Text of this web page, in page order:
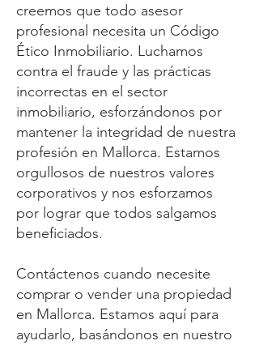
creemos que todo asesor
profesional necesita un Código
Ético Inmobiliario. Luchamos
contra el fraude y las prácticas
incorrectas en el sector
inmobiliario, esforzándonos por
mantener la integridad de nuestra
profesión en Mallorca. Estamos
orgullosos de nuestros valores
corporativos y nos esforzamos
por lograr que todos salgamos
beneficiados.
Contáctenos cuando necesite
comprar o vender una propiedad
en Mallorca. Estamos aquí para
ayudarlo, basándonos en nuestro